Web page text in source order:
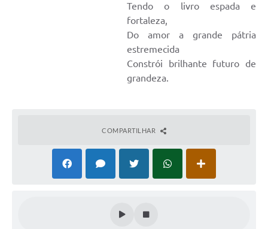
Tendo o livro espada e
fortaleza,
Do amor a grande pátria
estremecida
Constrói brilhante futuro de
grandeza.
COMPARTILHAR